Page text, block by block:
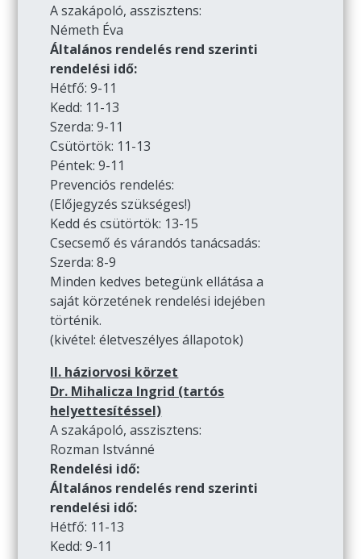
A szakápoló, asszisztens:
Németh Éva
Általános rendelés rend szerinti
rendelési idő:
Hétfő: 9-11
Kedd: 11-13
Szerda: 9-11
Csütörtök: 11-13
Péntek: 9-11
Prevenciós rendelés:
(Előjegyzés szükséges!)
Kedd és csütörtök: 13-15
Csecsemő és várandós tanácsadás:
Szerda: 8-9
Minden kedves betegünk ellátása a
saját körzetének rendelési idejében
történik.
(kivétel: életveszélyes állapotok)
II. háziorvosi körzet
Dr. Mihalicza Ingrid (tartós
helyettesítéssel)
A szakápoló, asszisztens:
Rozman Istvánné
Rendelési idő:
Általános rendelés rend szerinti
rendelési idő:
Hétfő: 11-13
Kedd: 9-11